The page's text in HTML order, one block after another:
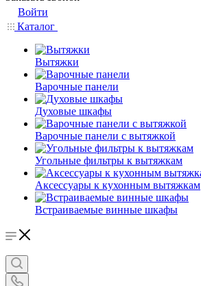
Войти
Каталог
Вытяжки
Варочные панели
Духовые шкафы
Варочные панели с вытяжкой
Угольные фильтры к вытяжкам
Аксессуары к кухонным вытяжкам
Встраиваемые винные шкафы